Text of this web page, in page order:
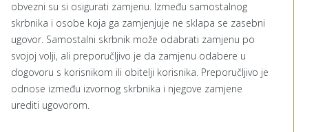
obvezni su si osigurati zamjenu. Između samostalnog
skrbnika i osobe koja ga zamjenjuje ne sklapa se zasebni
ugovor. Samostalni skrbnik može odabrati zamjenu po
svojoj volji, ali preporučljivo je da zamjenu odabere u
dogovoru s korisnikom ili obitelji korisnika. Preporučljivo je
odnose između izvornog skrbnika i njegove zamjene
urediti ugovorom.